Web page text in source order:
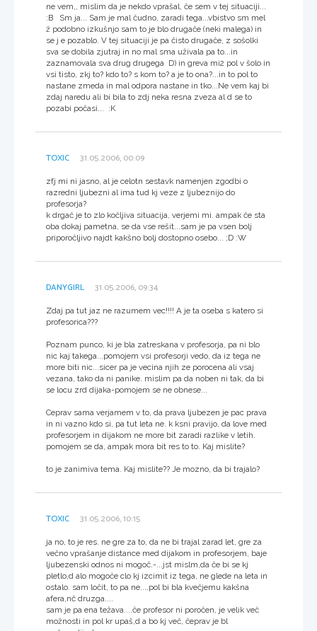
ne vem,, mislim da je nekdo vprašal, če sem v tej situaciji...
:B Sm ja... Sam je mal čudno, zaradi tega...vbistvo sm mel
ž podobno izkušnjo sam to je blo drugače (neki malega) in
se j e pozablo. V tej situaciji je pa čisto drugače, z sošolki
sva se dobila zjutraj in no mal sma uživala pa to...in
zaznamovala sva drug drugega D) in greva mi2 pol v šolo in
vsi tisto, zkj to? kdo to? s kom to? a je to ona?...in to pol to
nastane zmeda in mal odpora nastane in tko...Ne vem kaj bi
zdaj naredu ali bi bila to zdj neka resna zveza al d se to
pozabi počasi... :K
TOXIC 31.05.2006, 00:09
zfj mi ni jasno, al je celotn sestavk namenjen zgodbi o
razredni ljubezni al ima tud kj veze z ljubeznijo do
profesorja?
k drgač je to zlo kočljiva situacija, verjemi mi. ampak če sta
oba dokaj pametna, se da vse rešit...sam je pa vsen bolj
priporočljivo najdt kakšno bolj dostopno osebo... ;D :W
DANYGIRL 31.05.2006, 09:34
Zdaj pa tut jaz ne razumem vec!!!! A je ta oseba s katero si
profesorica???
Poznam punco, ki je bla zatreskana v profesorja, pa ni blo
nic kaj takega...pomojem vsi profesorji vedo, da iz tega ne
more biti nic...sicer pa je vecina njih ze porocena ali vsaj
vezana, tako da ni panike. mislim pa da noben ni tak, da bi
se locu zrd dijaka-pomojem se ne obnese...
Ceprav sama verjamem v to, da prava ljubezen je pac prava
in ni vazno kdo si, pa tut leta ne. k ksni pravijo, da love med
profesorjem in dijakom ne more bit zaradi razlike v letih.
pomojem se da, ampak mora bit res to to. Kaj mislite?
to je zanimiva tema. Kaj mislite?? Je mozno, da bi trajalo?
TOXIC 31.05.2006, 10:15
ja no, to je res. ne gre za to, da ne bi trajal zarad let, gre za
večno vprašanje distance med dijakom in profesorjem, baje
ljubezenski odnos ni mogoč.-...jst mislm,da če bi se kj
pletlo,d alo mogoče clo kj izcimit iz tega, ne glede na leta in
ostalo. sam ločit, to pa ne....pol bi bla kvečjemu kakšna
afera,nč druzga....
sam je pa ena težava....če profesor ni poročen, je velik več
možnosti in pol kr upaš,d a bo kj več, čeprav je bl